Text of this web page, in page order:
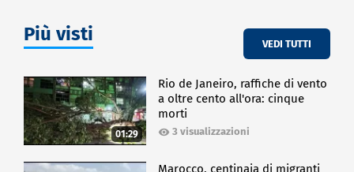
Più visti VEDI TUTTI
01:29
Rio de Janeiro, raffiche di vento
a oltre cento all'ora: cinque
morti
3 visualizzazioni
Marocco, centinaia di migranti